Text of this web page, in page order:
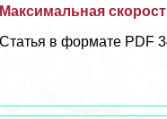
Максимальная
Статья в формате PDF